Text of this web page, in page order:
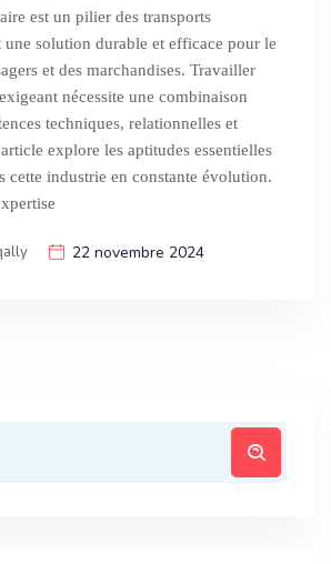
est un pilier des transports
solution durable et efficace pour le
et des marchandises. Travailler
nécessite une combinaison
techniques, relationnelles et
explore les aptitudes essentielles
cette industrie en constante évolution.
22 novembre 2024